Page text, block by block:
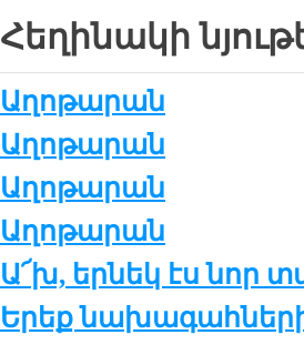
Հեղինակի
Աղոթարան
Աղոթարան
Աղոթարան
Աղոթարան
Ա՜խ, եր­նեկ էս նոր
Երեք